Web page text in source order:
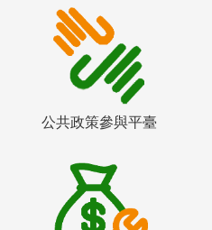
公共政策參與平臺